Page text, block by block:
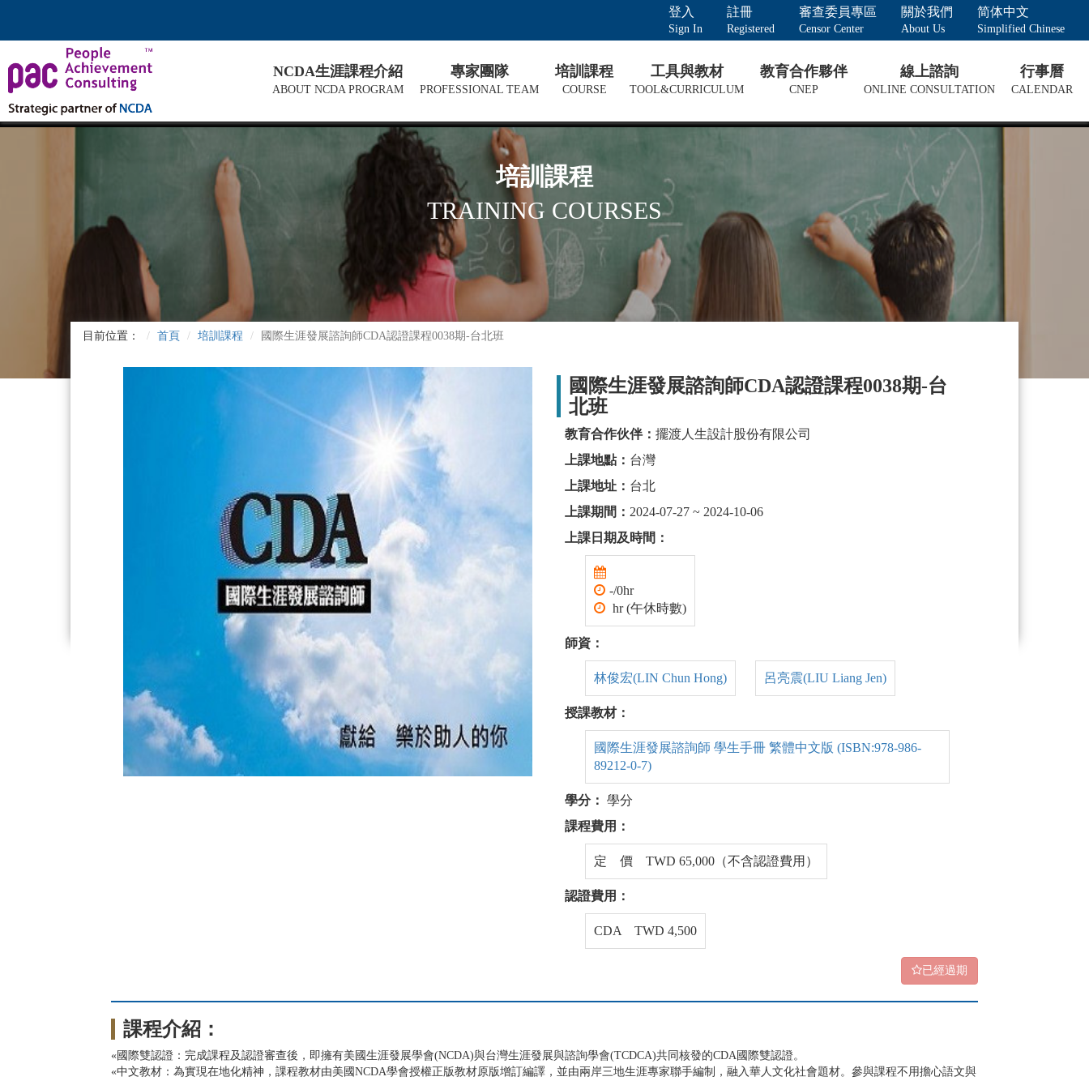
登入
Sign In
註冊
Registered
審查委員專區
Censor Center
關於我們
About Us
简体中文
Simplified Chinese
NCDA生涯課程介紹
ABOUT NCDA PROGRAM
專家團隊
PROFESSIONAL TEAM
培訓課程
COURSE
工具與教材
TOOL&CURRICULUM
教育合作夥伴
CNEP
線上諮詢
ONLINE CONSULTATION
行事曆
CALENDAR
培訓課程
TRAINING COURSES
目前位置： 首頁 培訓課程 國際生涯發展諮詢師CDA認證課程0038期-台北班
國際生涯發展諮詢師CDA認證課程0038期-台
北班
教育合作伙伴： 擺渡人生設計股份有限公司
上課地點： 台灣
上課地址： 台北
上課期間： 2024-07-27 ~ 2024-10-06
上課日期及時間：
-/0hr
hr (午休時數)
師資：
林俊宏(LIN Chun Hong) 呂亮震(LIU Liang Jen)
授課教材：
國際生涯發展諮詢師 學生手冊 繁體中文版 (ISBN:978-986-
89212-0-7)
學分： 學分
課程費用：
定 價 TWD 65,000（不含認證費用）
認證費用：
CDA TWD 4,500
已經過期
課程介紹：
«國際雙認證：完成課程及認證審查後，即擁有美國生涯發展學會(NCDA)與台灣生涯發展與諮詢學會(TCDCA)共同核發的CDA國際雙認證。
«中文教材：為實現在地化精神，課程教材由美國NCDA學會授權正版教材原版增訂編譯，並由兩岸三地生涯專家聯手編制，融入華人文化社會題材。參與課程不用擔心語文與